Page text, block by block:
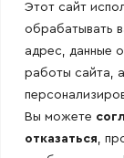
Этот сайт
обрабатывать
адрес, данные
работы сайта,
Вы можете
отказаться,
Работаем
ИП